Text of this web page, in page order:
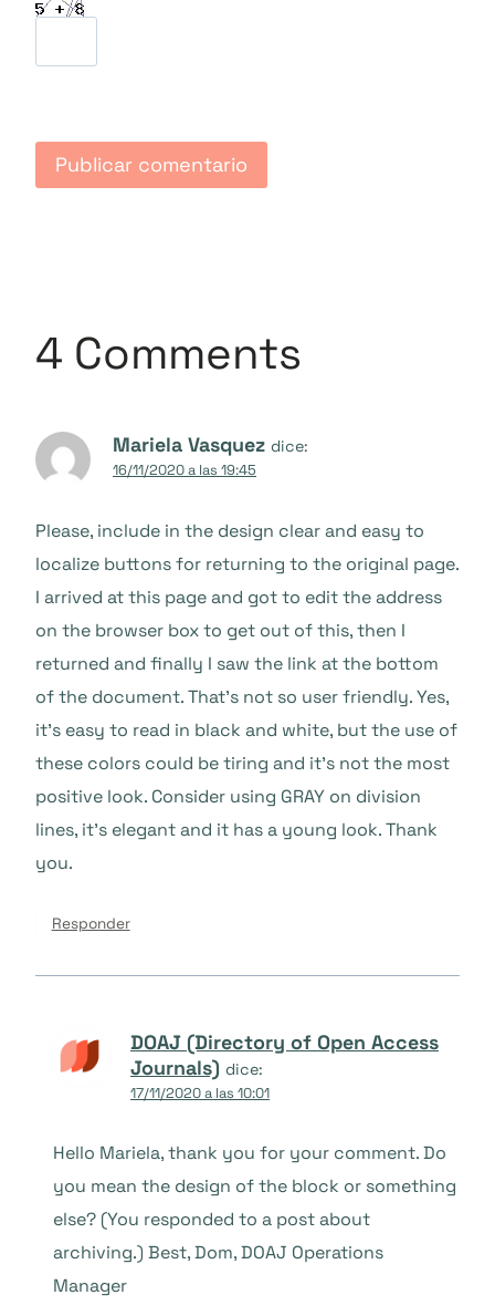
4 Comments
Mariela Vasquez dice:
16/11/2020 a las 19:45
Please, include in the design clear and easy to
localize buttons for returning to the original page.
I arrived at this page and got to edit the address
on the browser box to get out of this, then I
returned and finally I saw the link at the bottom
of the document. That’s not so user friendly. Yes,
it’s easy to read in black and white, but the use of
these colors could be tiring and it’s not the most
positive look. Consider using GRAY on division
lines, it’s elegant and it has a young look. Thank
you.
Responder
DOAJ (Directory of Open Access
Journals) dice:
17/11/2020 a las 10:01
Hello Mariela, thank you for your comment. Do
you mean the design of the block or something
else? (You responded to a post about
archiving.) Best, Dom, DOAJ Operations
Manager